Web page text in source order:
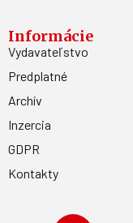
Informácie
Vydavateľstvo
Predplatné
Archív
Inzercia
GDPR
Kontakty